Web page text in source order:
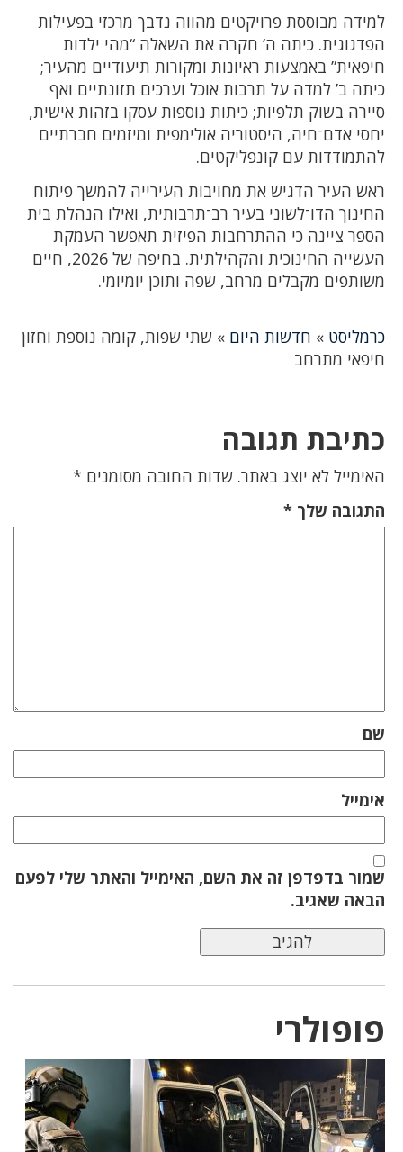
למידה מבוססת פרויקטים מהווה נדבך מרכזי בפעילות
הפדגוגית. כיתה ה’ חקרה את השאלה “מהי ילדות
חיפאית” באמצעות ראיונות ומקורות תיעודיים מהעיר;
כיתה ב’ למדה על תרבות אוכל וערכים תזונתיים ואף
סיירה בשוק תלפיות; כיתות נוספות עסקו בזהות אישית,
יחסי אדם־חיה, היסטוריה אולימפית ומיזמים חברתיים
להתמודדות עם קונפליקטים.
ראש העיר הדגיש את מחויבות העירייה להמשך פיתוח
החינוך הדו־לשוני בעיר רב־תרבותית, ואילו הנהלת בית
הספר ציינה כי ההתרחבות הפיזית תאפשר העמקת
העשייה החינוכית והקהילתית. בחיפה של 2026, חיים
משותפים מקבלים מרחב, שפה ותוכן יומיומי.
כרמליסט » חדשות היום » שתי שפות, קומה נוספת וחזון
חיפאי מתרחב
כתיבת תגובה
האימייל לא יוצג באתר. שדות החובה מסומנים *
התגובה שלך *
שם
אימייל
שמור בדפדפן זה את השם, האימייל והאתר שלי לפעם
הבאה שאגיב.
פופולרי